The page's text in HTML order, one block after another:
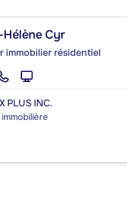
Cyr
immobilier résidentiel
PLUS INC.